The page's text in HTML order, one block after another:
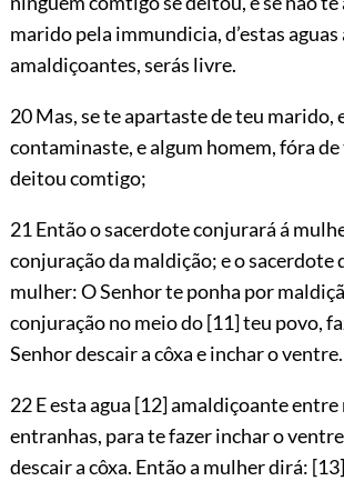
marido pela immundicia, d’estas aguas
amaldiçoantes, serás livre.
20 Mas, se te apartaste de teu marido,
contaminaste, e algum homem, fóra
deitou comtigo;
21 Então o sacerdote conjurará á
conjuração da maldição; e o sacerdote
mulher: O Senhor te ponha por
conjuração no meio do[11]teu povo,
Senhor descair a côxa e inchar o ventre.
22 E esta agua [12]amaldiçoante entre
entranhas, para te fazer inchar o
descair a côxa. Então a mulher dirá: [13]